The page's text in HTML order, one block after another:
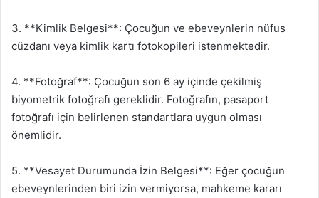
3. **Kimlik Belgesi**: Çocuğun ve ebeveynlerin nüfus
cüzdanı veya kimlik kartı fotokopileri istenmektedir.
4. **Fotoğraf**: Çocuğun son 6 ay içinde çekilmiş
biyometrik fotoğrafı gereklidir. Fotoğrafın, pasaport
fotoğrafı için belirlenen standartlara uygun olması
önemlidir.
5. **Vesayet Durumunda İzin Belgesi**: Eğer çocuğun
ebeveynlerinden biri izin vermiyorsa, mahkeme kararı